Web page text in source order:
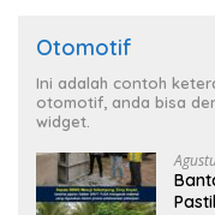
Otomotif
Ini adalah contoh
otomotif, anda bisa
widget.